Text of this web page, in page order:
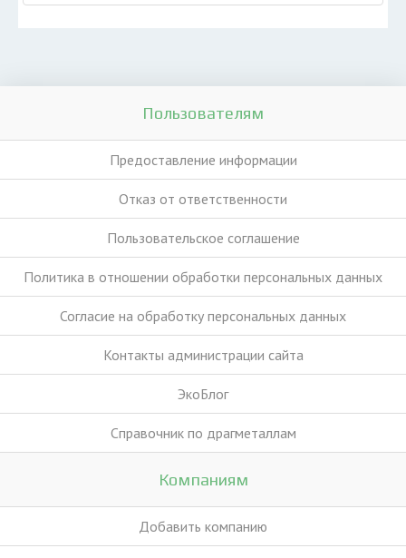
Пользователям
Предоставление информации
Отказ от ответственности
Пользовательское соглашение
Политика в отношении обработки персональных данных
Согласие на обработку персональных данных
Контакты администрации сайта
ЭкоБлог
Справочник по драгметаллам
Компаниям
Добавить компанию